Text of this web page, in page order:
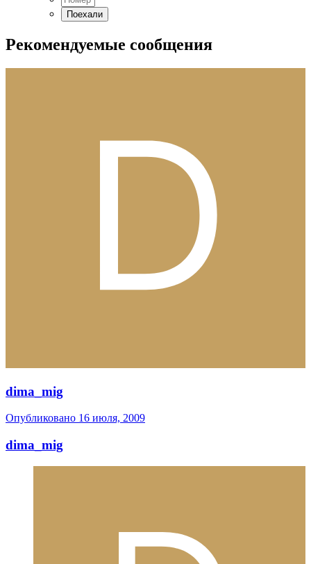
Рекомендуемые сообщения
dima_mig
Опубликовано 16 июля, 2009
dima_mig